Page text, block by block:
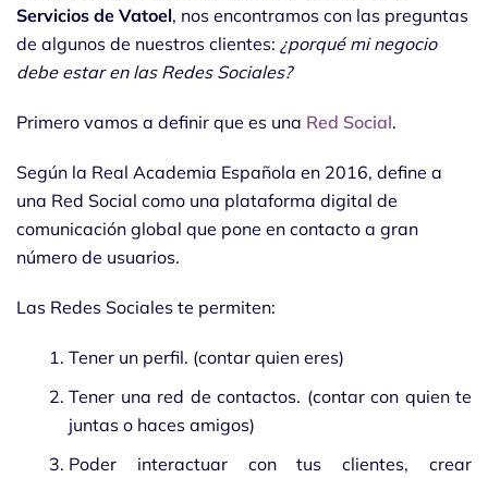
Servicios de Vatoel, nos encontramos con las preguntas
de algunos de nuestros clientes: ¿porqué mi negocio
debe estar en las Redes Sociales?
Primero vamos a definir que es una Red Social.
Según la Real Academia Española en 2016, define a
una Red Social como una plataforma digital de
comunicación global que pone en contacto a gran
número de usuarios.
Las Redes Sociales te permiten:
Tener un perfil. (contar quien eres)
Tener una red de contactos. (contar con quien te
juntas o haces amigos)
Poder interactuar con tus clientes, crear